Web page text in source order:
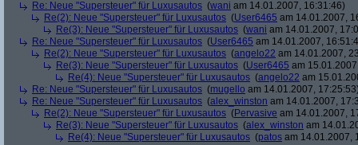
Re: Neue "Supersteuer" für Luxusautos (wani am 14.01.2007, 16:31:46)
Re(2): Neue "Supersteuer" für Luxusautos (User6465 am 14.01.2007,
Re(3): Neue "Supersteuer" für Luxusautos (wani am 14.01.2007,
Re: Neue "Supersteuer" für Luxusautos (User6465 am 14.01.2007,
Re(2): Neue "Supersteuer" für Luxusautos (angelo22 am 14.01.2007,
Re(3): Neue "Supersteuer" für Luxusautos (User6465 am
Re(4): Neue "Supersteuer" für Luxusautos (angelo22 am
Re: Neue "Supersteuer" für Luxusautos (mugello am 14.01.2007,
Re: Neue "Supersteuer" für Luxusautos (alex_winston am 14.01.2007,
Re(2): Neue "Supersteuer" für Luxusautos (Pervasive am 14.01.2007,
Re(3): Neue "Supersteuer" für Luxusautos (alex_winston am
Re(4): Neue "Supersteuer" für Luxusautos (patos am 14.01.2007,